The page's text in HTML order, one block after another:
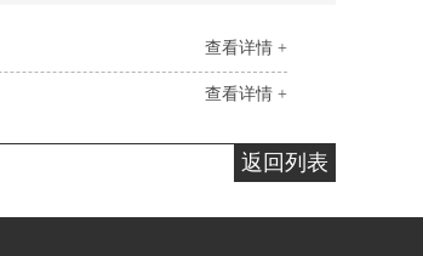
查看详情 +
查看详情 +
返回列表